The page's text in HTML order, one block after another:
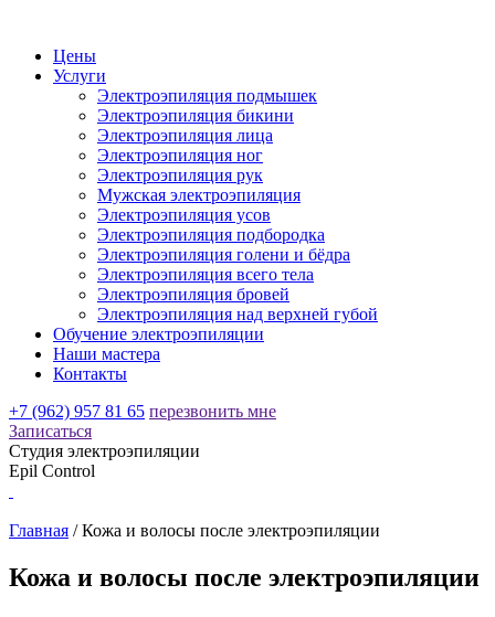
Цены
Услуги
Электроэпиляция подмышек
Электроэпиляция бикини
Электроэпиляция лица
Электроэпиляция ног
Электроэпиляция рук
Мужская электроэпиляция
Электроэпиляция усов
Электроэпиляция подбородка
Электроэпиляция голени и бёдра
Электроэпиляция всего тела
Электроэпиляция бровей
Электроэпиляция над верхней губой
Обучение электроэпиляции
Наши мастера
Контакты
+7 (962) 957 81 65 перезвонить мне
Записаться
Студия электроэпиляции
Epil Control
Главная /Кожа и волосы после электроэпиляции
Кожа и волосы после электроэпиляции